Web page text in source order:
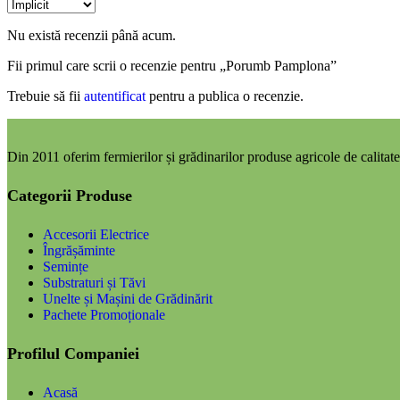
Nu există recenzii până acum.
Fii primul care scrii o recenzie pentru „Porumb Pamplona”
Trebuie să fii autentificat pentru a publica o recenzie.
Din 2011 oferim fermierilor și grădinarilor produse agricole de
Categorii Produse
Accesorii Electrice
Îngrășăminte
Semințe
Substraturi și Tăvi
Unelte și Mașini de Grădinărit
Pachete Promoționale
Profilul Companiei
Acasă